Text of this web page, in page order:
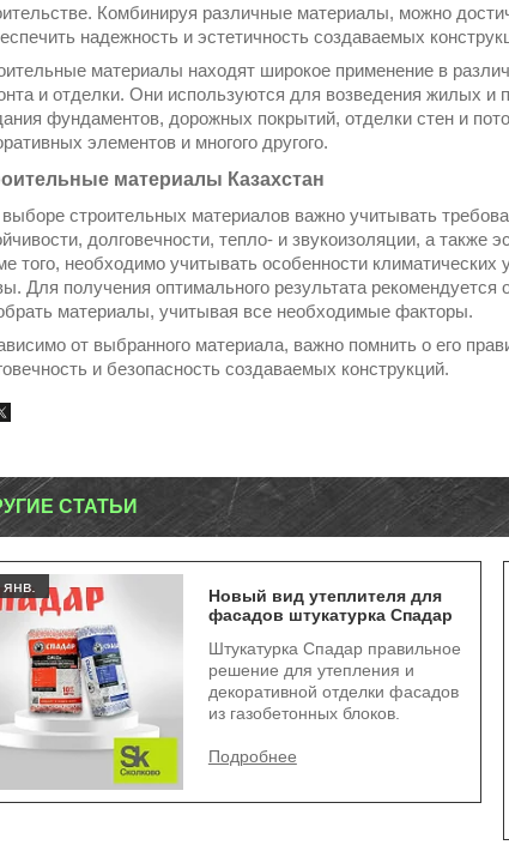
Комбинируя различные материалы, можно
надежность и эстетичность создаваемых
материалы находят широкое применение в
и отделки. Они используются для возведения жилых
фундаментов, дорожных покрытий, отделки стен и
элементов и многого другого.
материалы Казахстан
строительных материалов важно учитывать
долговечности, тепло- и звукоизоляции, а также
того, необходимо учитывать особенности климатических
Для получения оптимального результата
материалы, учитывая все необходимые факторы.
от выбранного материала, важно помнить о его
и безопасность создаваемых конструкций.
СТАТЬИ
Новый вид утеплителя для
фасадов штукатурка Спадар
Штукатурка Спадар правильное
решение для утепления и
декоративной отделки фасадов
из газобетонных блоков.